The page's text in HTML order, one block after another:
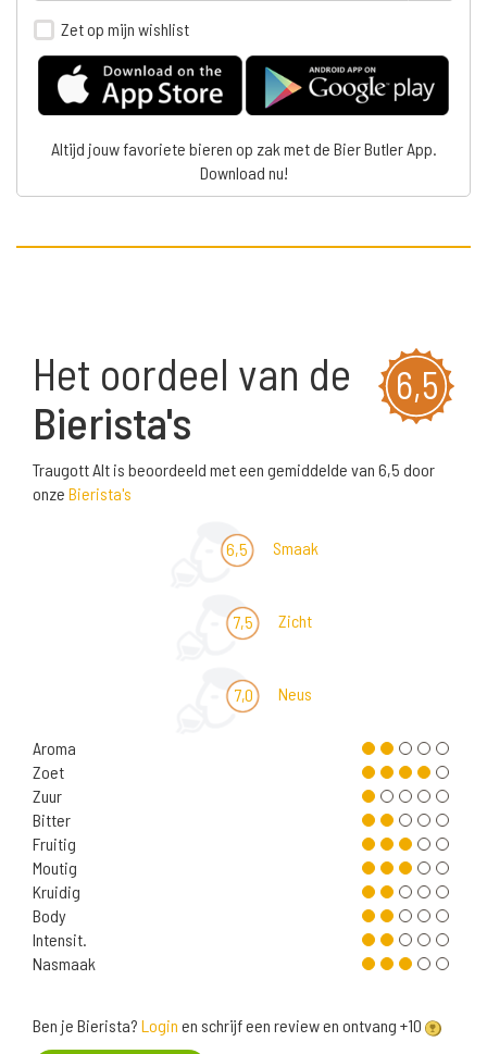
Zet op mijn wishlist
Altijd jouw favoriete bieren op zak met de Bier Butler App.
Download nu!
6,5
Het oordeel van de
Bierista's
Traugott Alt is beoordeeld met een gemiddelde van 6,5 door
onze Bierista's
6,5 Smaak
7,5 Zicht
7,0 Neus
Aroma
Zoet
Zuur
Bitter
Fruitig
Moutig
Kruidig
Body
Intensit.
Nasmaak
Ben je Bierista? Login en schrijf een review en ontvang +10